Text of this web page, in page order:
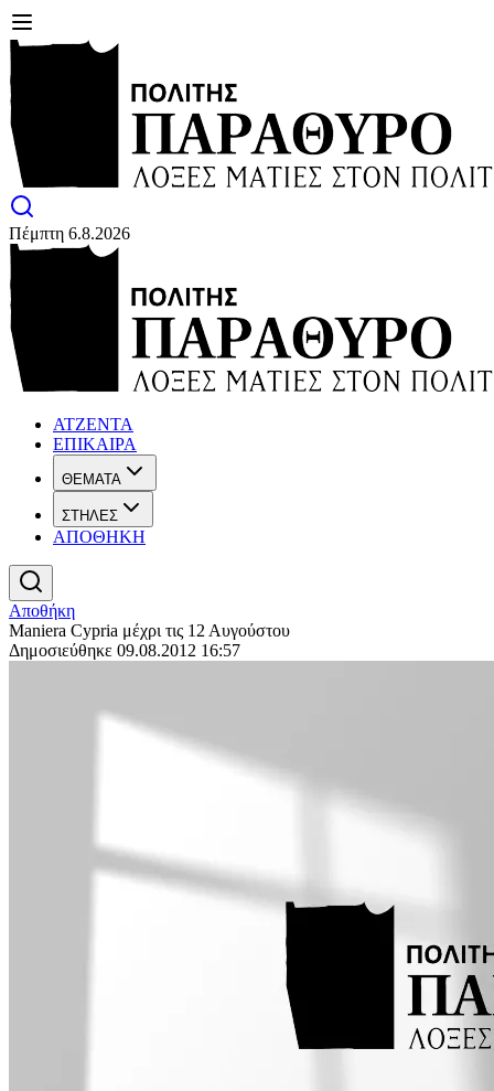
Πέμπτη 6.8.2026
ΑΤΖΕΝΤΑ
ΕΠΙΚΑΙΡΑ
ΘΕΜΑΤΑ
ΣΤΗΛΕΣ
ΑΠΟΘΗΚΗ
Αποθήκη
Maniera Cypria μέχρι τις 12 Αυγούστου
Δημοσιεύθηκε 09.08.2012 16:57